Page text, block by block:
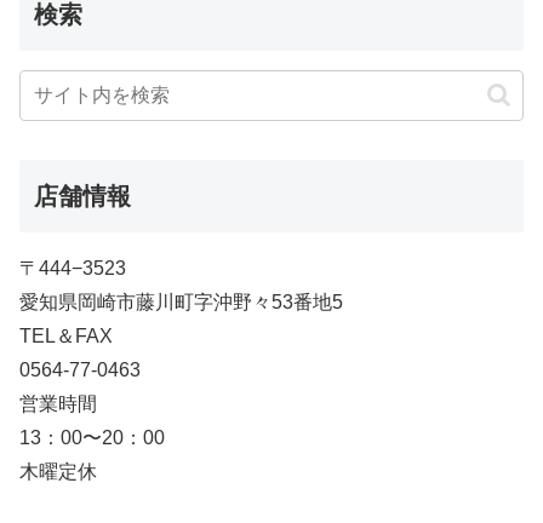
検索
店舗情報
〒444−3523
愛知県岡崎市藤川町字沖野々53番地5
TEL＆FAX
0564-77-0463
営業時間
13：00〜20：00
木曜定休